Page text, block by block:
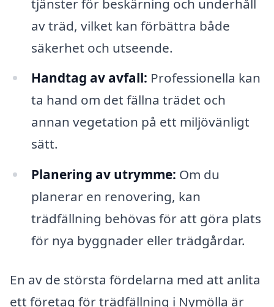
av träd, vilket kan förbättra både
säkerhet och utseende.
Handtag av avfall: Professionella kan
ta hand om det fällna trädet och
annan vegetation på ett miljövänligt
sätt.
Planering av utrymme: Om du
planerar en renovering, kan
trädfällning behövas för att göra plats
för nya byggnader eller trädgårdar.
En av de största fördelarna med att anlita
ett företag för trädfällning i Nymölla är